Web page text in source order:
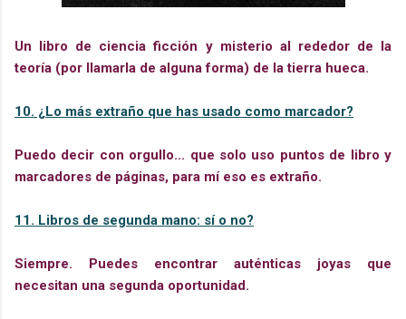
Un libro de ciencia ficción y misterio al rededor de la
teoría (por llamarla de alguna forma) de la tierra hueca.
10. ¿Lo más extraño que has usado como marcador?
Puedo decir con orgullo... que solo uso puntos de libro y
marcadores de páginas, para mí eso es extraño.
11. Libros de segunda mano: sí o no?
Siempre. Puedes encontrar auténticas joyas que
necesitan una segunda oportunidad.